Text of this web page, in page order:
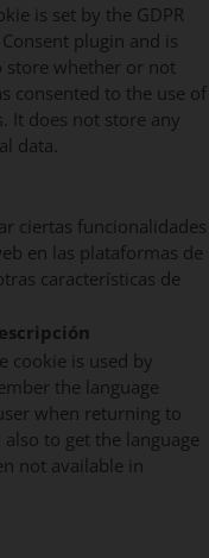
is set by the GDPR
plugin and is
store whether or not
consented to the use of
It does not store any
data.
ciertas funcionalidades
en las plataformas de
características de
cookie is used by
the language
when returning to
to get the language
not available in